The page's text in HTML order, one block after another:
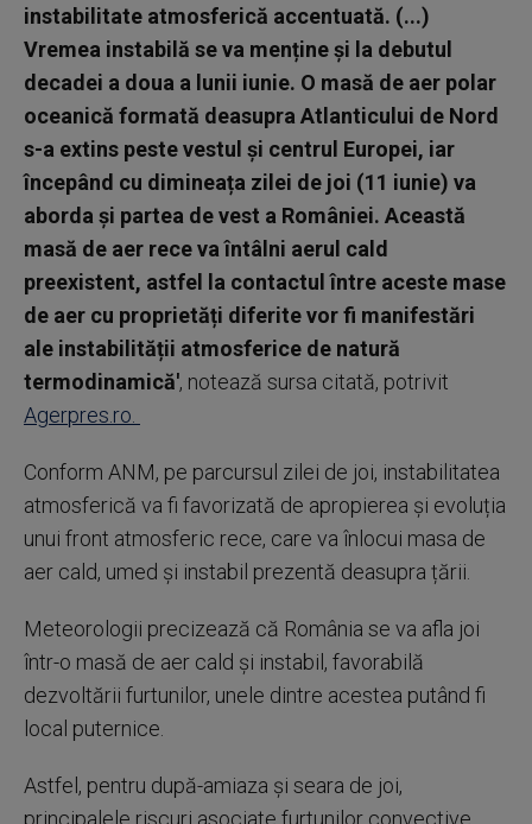
instabilitate atmosferică accentuată. (...)
Vremea instabilă se va menține și la debutul
decadei a doua a lunii iunie. O masă de aer polar
oceanică formată deasupra Atlanticului de Nord
s-a extins peste vestul și centrul Europei, iar
începând cu dimineața zilei de joi (11 iunie) va
aborda și partea de vest a României. Această
masă de aer rece va întâlni aerul cald
preexistent, astfel la contactul între aceste mase
de aer cu proprietăți diferite vor fi manifestări
ale instabilității atmosferice de natură
termodinamică', notează sursa citată, potrivit
Agerpres.ro.
Conform ANM, pe parcursul zilei de joi, instabilitatea
atmosferică va fi favorizată de apropierea și evoluția
unui front atmosferic rece, care va înlocui masa de
aer cald, umed și instabil prezentă deasupra țării.
Meteorologii precizează că România se va afla joi
într-o masă de aer cald și instabil, favorabilă
dezvoltării furtunilor, unele dintre acestea putând fi
local puternice.
Astfel, pentru după-amiaza și seara de joi,
principalele riscuri asociate furtunilor convective